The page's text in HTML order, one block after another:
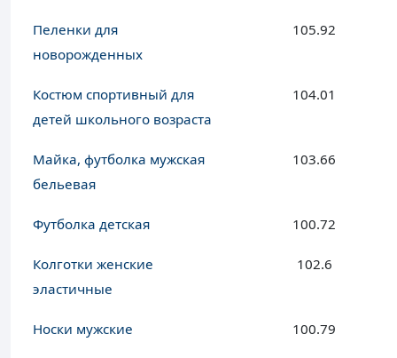
Пеленки для
новорожденных
105.92
Костюм спортивный для
детей школьного возраста
104.01
Майка, футболка мужская
бельевая
103.66
Футболка детская 100.72
Колготки женские
эластичные
102.6
Носки мужские 100.79